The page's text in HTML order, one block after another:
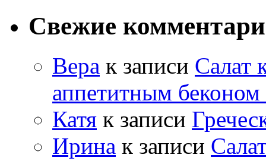
Свежие
Вера к записи Салат
аппетитным
Катя к записи
Ирина к записи